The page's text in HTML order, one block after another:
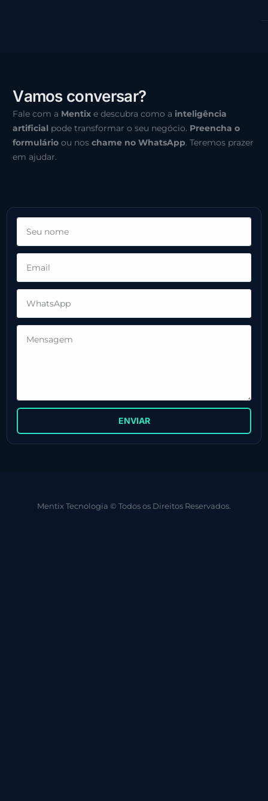
Vamos conversar?
Fale com a Mentix e descubra como a inteligência
artificial pode transformar o seu negócio. Preencha o
formulário ou noschame no WhatsApp. Teremos prazer
em ajudar.
ENVIAR
Mentix Tecnologia © Todos os Direitos Reservados.